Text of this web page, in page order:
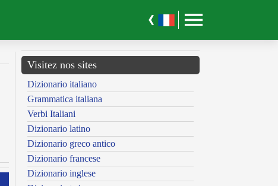
Visitez nos sites
Dizionario italiano
Grammatica italiana
Verbi Italiani
Dizionario latino
Dizionario greco antico
Dizionario francese
Dizionario inglese